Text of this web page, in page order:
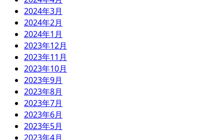
2024年3月
2024年2月
2024年1月
2023年12月
2023年11月
2023年10月
2023年9月
2023年8月
2023年7月
2023年6月
2023年5月
2023年4月